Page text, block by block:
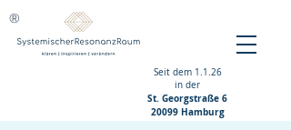
®
Seit dem 1.1.26
in der
St. Georgstraße 6
20099 Hamburg